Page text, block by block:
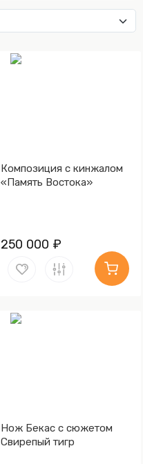
Композиция с кинжалом
«Память Востока»
250 000 ₽
Нож Бекас с сюжетом
Свирепый тигр